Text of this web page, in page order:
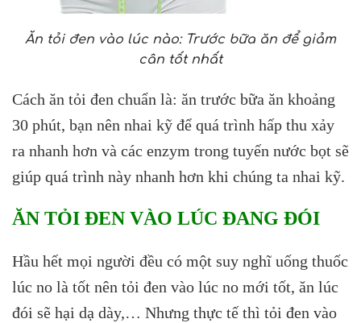
Ăn tỏi đen vào lúc nào: Trước bữa ăn để giảm
cân tốt nhất
Cách ăn tỏi đen chuẩn là: ăn trước bữa ăn khoảng
30 phút, bạn nên nhai kỹ để quá trình hấp thu xảy
ra nhanh hơn và các enzym trong tuyến nước bọt sẽ
giúp quá trình này nhanh hơn khi chúng ta nhai kỹ.
ĂN TỎI ĐEN VÀO LÚC ĐANG ĐÓI
Hầu hết mọi người đều có một suy nghĩ uống thuốc
lúc no là tốt nên tỏi đen vào lúc no mới tốt, ăn lúc
đói sẽ hại dạ dày,… Nhưng thực tế thì tỏi đen vào